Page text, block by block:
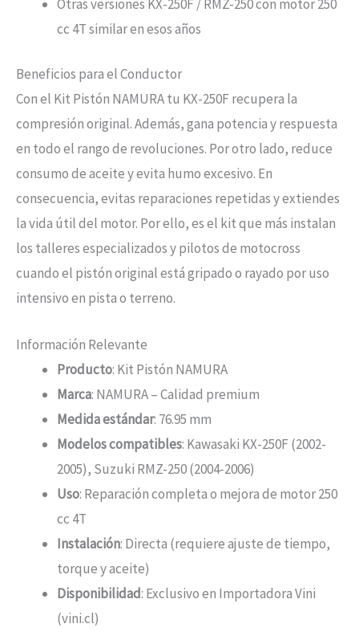
Otras versiones KX-250F / RMZ-250 con motor 250
cc 4T similar en esos años
Beneficios para el Conductor
Con el Kit Pistón NAMURA tu KX-250F recupera la
compresión original. Además, gana potencia y respuesta
en todo el rango de revoluciones. Por otro lado, reduce
consumo de aceite y evita humo excesivo. En
consecuencia, evitas reparaciones repetidas y extiendes
la vida útil del motor. Por ello, es el kit que más instalan
los talleres especializados y pilotos de motocross
cuando el pistón original está gripado o rayado por uso
intensivo en pista o terreno.
Información Relevante
Producto: Kit Pistón NAMURA
Marca: NAMURA – Calidad premium
Medida estándar: 76.95 mm
Modelos compatibles: Kawasaki KX-250F (2002-
2005), Suzuki RMZ-250 (2004-2006)
Uso: Reparación completa o mejora de motor 250
cc 4T
Instalación: Directa (requiere ajuste de tiempo,
torque y aceite)
Disponibilidad: Exclusivo en Importadora Vini
(vini.cl)